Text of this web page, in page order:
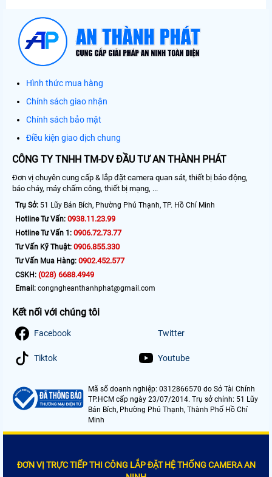
Hình thức mua hàng
Chính sách giao nhận
Chính sách bảo mật
Điều kiện giao dịch chung
CÔNG TY TNHH TM-DV ĐẦU TƯ AN THÀNH PHÁT
Đơn vị chuyên cung cấp & lắp đặt camera quan sát, thiết bị báo động,
báo cháy, máy chấm công, thiết bị mạng, ...
Trụ Sở: 51 Lũy Bán Bích, Phường Phú Thạnh, TP. Hồ Chí Minh
Hotline Tư Vấn: 0938.11.23.99
Hotline Tư Vấn 1: 0906.72.73.77
Tư Vấn Kỹ Thuật: 0906.855.330
Tư Vấn Mua Hàng: 0902.452.577
CSKH: (028) 6688.4949
Email: congngheanthanhphat@gmail.com
Kết nối với chúng tôi
Facebook Twitter
Tiktok Youtube
Mã số doanh nghiệp: 0312866570 do Sở Tài Chính
TP.HCM cấp ngày 23/07/2014. Trụ sở chính: 51 Lũy
Bán Bích, Phường Phú Thạnh, Thành Phố Hồ Chí
Minh
ĐƠN VỊ TRỰC TIẾP THI CÔNG LẮP ĐẶT HỆ THỐNG CAMERA AN